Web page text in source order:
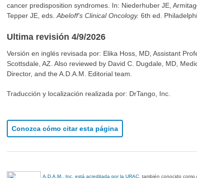
cancer predisposition syndromes. In: Niederhuber JE,
Tepper JE, eds. Abeloff's Clinical Oncology. 6th ed.
Ultima revisión 4/9/2026
Versión en inglés revisada por: Elika Hoss, MD, Assistant
Scottsdale, AZ. Also reviewed by David C. Dugdale, MD,
Director, and the A.D.A.M. Editorial team.
Traducción y localización realizada por: DrTango, Inc.
Conozca cómo citar esta página
A.D.A.M., Inc. está acreditada por la URAC , también conocido